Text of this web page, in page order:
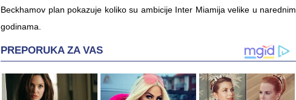
Beckhamov plan pokazuje koliko su ambicije Inter Miamija velike u narednim
godinama.